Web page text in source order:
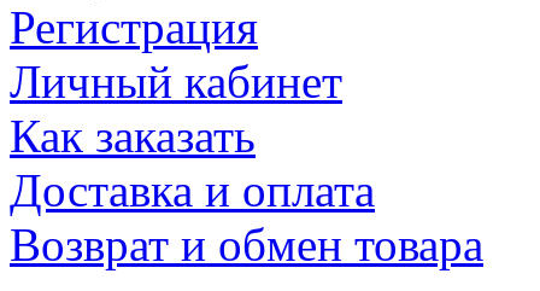
Регистрация
Личный кабинет
Как заказать
Доставка и оплата
Возврат и обмен товара